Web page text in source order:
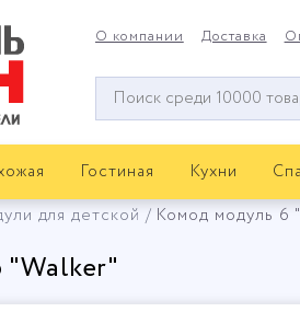
О компании Доставка
Окно
поиска
Гостиная Кухни
для детской Комод модуль 6
"Walker"